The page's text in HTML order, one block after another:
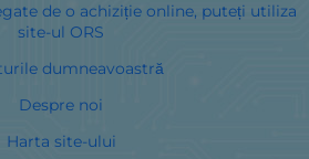
de o achiziție online, puteți utiliza
site-ul ORS
dumneavoastră
Despre noi
Harta site-ului